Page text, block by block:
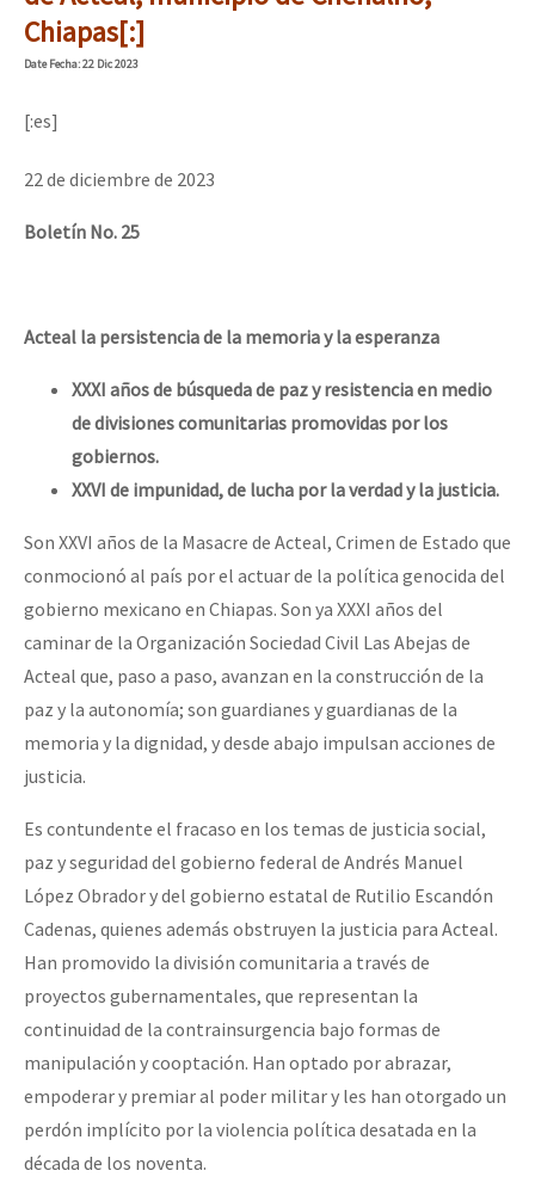
Mundo
EZLN
Migración
Mujeres
ETIQUETAS
MULTIMEDIA
Fotorreportaje
Video
Otras secciones
Semillero Guerra contra la Humanidad. (Las poblaciones y
la naturaleza bajo asedio)
Libros para descargar
Medios Libres
COVID-19
Eventos
Contacto
Se o México sabe, que o mundo saiba! Nossas lutas pela
[25 abr – CDMX] Tokín por el CNI: 30 años de Resistencia y
Chiapas[:]
DateFecha: 22 Dic 2023
[:es]
22 de diciembre de 2023
Boletín No. 25
Acteal la persistencia de la memoria y la esperanza
XXXI años de búsqueda de paz y resistencia en medio
de divisiones comunitarias promovidas por los
gobiernos.
XXVI de impunidad, de lucha por la verdad y la justicia.
Son XXVI años de la Masacre de Acteal, Crimen de Estado que
conmocionó al país por el actuar de la política genocida del
gobierno mexicano en Chiapas. Son ya XXXI años del
caminar de la Organización Sociedad Civil Las Abejas de
Acteal que, paso a paso, avanzan en la construcción de la
paz y la autonomía; son guardianes y guardianas de la
memoria y la dignidad, y desde abajo impulsan acciones de
justicia.
Es contundente el fracaso en los temas de justicia social,
paz y seguridad del gobierno federal de Andrés Manuel
López Obrador y del gobierno estatal de Rutilio Escandón
Cadenas, quienes además obstruyen la justicia para Acteal.
Han promovido la división comunitaria a través de
proyectos gubernamentales, que representan la
continuidad de la contrainsurgencia bajo formas de
manipulación y cooptación. Han optado por abrazar,
empoderar y premiar al poder militar y les han otorgado un
perdón implícito por la violencia política desatada en la
década de los noventa.